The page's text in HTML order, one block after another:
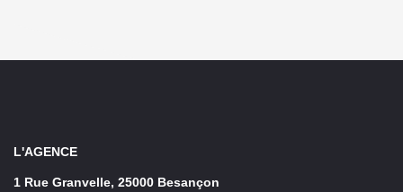
L'AGENCE
1 Rue Granvelle, 25000 Besançon